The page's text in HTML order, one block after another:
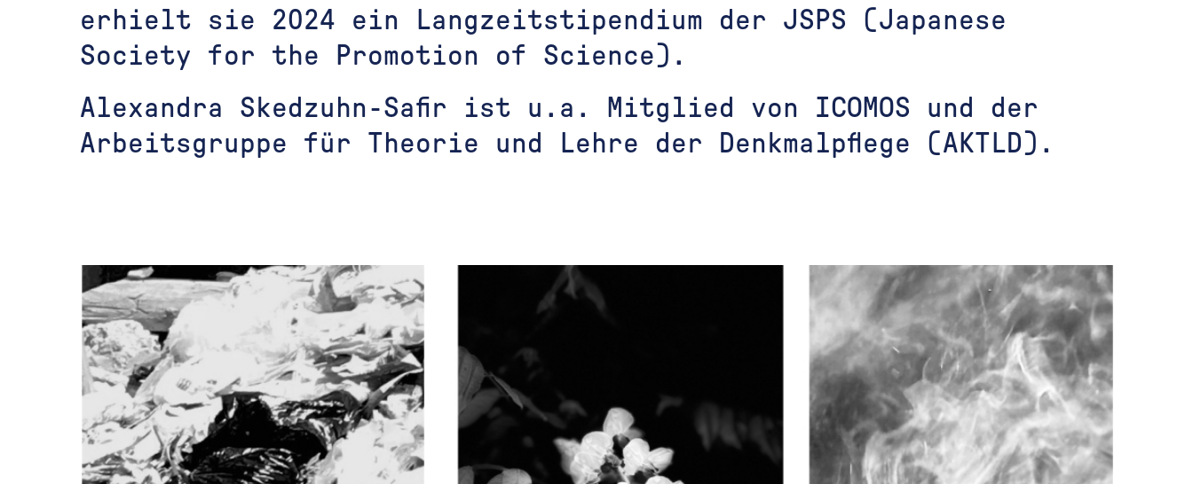
erhielt sie 2024 ein Langzeitstipendium der JSPS (Japanese
Society for the Promotion of Science).
Alexandra Skedzuhn-Safir ist u.a. Mitglied von ICOMOS und der
Arbeitsgruppe für Theorie und Lehre der Denkmalpflege (AKTLD).